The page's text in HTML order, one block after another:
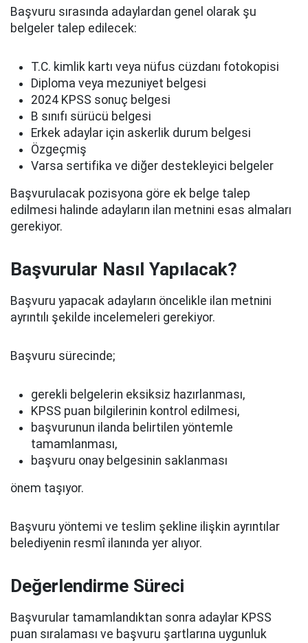
Başvuru sırasında adaylardan genel olarak şu
belgeler talep edilecek:
T.C. kimlik kartı veya nüfus cüzdanı fotokopisi
Diploma veya mezuniyet belgesi
2024 KPSS sonuç belgesi
B sınıfı sürücü belgesi
Erkek adaylar için askerlik durum belgesi
Özgeçmiş
Varsa sertifika ve diğer destekleyici belgeler
Başvurulacak pozisyona göre ek belge talep
edilmesi halinde adayların ilan metnini esas almaları
gerekiyor.
Başvurular Nasıl Yapılacak?
Başvuru yapacak adayların öncelikle ilan metnini
ayrıntılı şekilde incelemeleri gerekiyor.
Başvuru sürecinde;
gerekli belgelerin eksiksiz hazırlanması,
KPSS puan bilgilerinin kontrol edilmesi,
başvurunun ilanda belirtilen yöntemle
tamamlanması,
başvuru onay belgesinin saklanması
önem taşıyor.
Başvuru yöntemi ve teslim şekline ilişkin ayrıntılar
belediyenin resmî ilanında yer alıyor.
Değerlendirme Süreci
Başvurular tamamlandıktan sonra adaylar KPSS
puan sıralaması ve başvuru şartlarına uygunluk